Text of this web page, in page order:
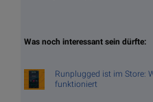
Was noch interessant sein dürfte:
Runplugged ist im Store:
funktioniert